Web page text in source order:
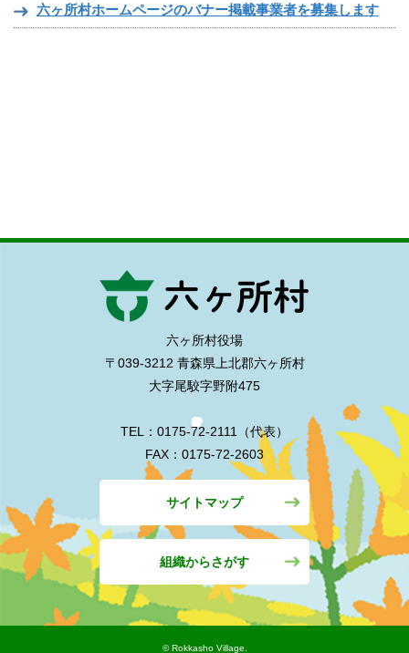
六ヶ所村ホームページのバナー掲載事業者を募集します
六ヶ所村役場
〒039-3212 青森県上北郡六ヶ所村
大字尾駮字野附475
TEL：0175-72-2111（代表）
FAX：0175-72-2603
サイトマップ
組織からさがす
©︎ Rokkasho Village.